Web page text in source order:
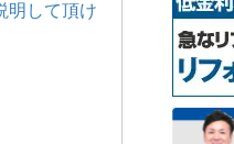
明して頂け